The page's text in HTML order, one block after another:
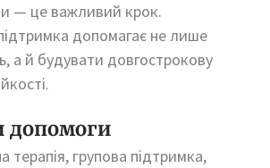
— це важливий крок.
допомагає не лише
а й будувати довгострокову
допомоги
терапія, групова підтримка,